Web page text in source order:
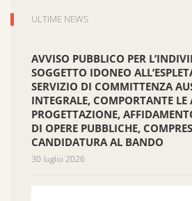
ULTIME NEWS
AVVISO PUBBLICO PER
SOGGETTO IDONEO
SERVIZIO DI COMMITTENZA
INTEGRALE, COMPORTANTE LE
PROGETTAZIONE,
DI OPERE PUBBLICHE,
CANDIDATURA AL BANDO
30 luglio 2026